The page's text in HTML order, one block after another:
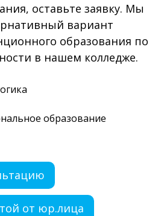
оставьте заявку. Мы
вариант
образования по
в нашем колледже.
образование
от юр.лица